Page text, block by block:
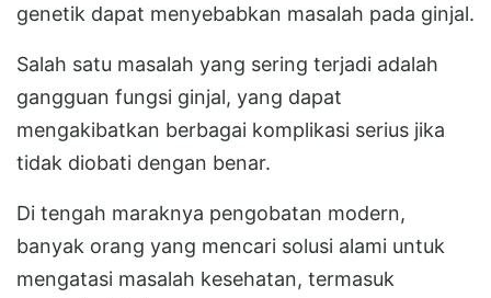
genetik dapat menyebabkan masalah pada ginjal.
Salah satu masalah yang sering terjadi adalah
gangguan fungsi ginjal, yang dapat
mengakibatkan berbagai komplikasi serius jika
tidak diobati dengan benar.
Di tengah maraknya pengobatan modern,
banyak orang yang mencari solusi alami untuk
mengatasi masalah kesehatan, termasuk